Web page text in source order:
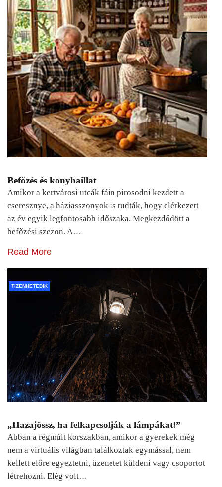
Befőzés és konyhaillat
Amikor a kertvárosi utcák fáin pirosodni kezdett a
cseresznye, a háziasszonyok is tudták, hogy elérkezett
az év egyik legfontosabb időszaka. Megkezdődött a
befőzési szezon. A…
Read More
TIZENHETEDIK
„Hazajössz, ha felkapcsolják a lámpákat!”
Abban a régmúlt korszakban, amikor a gyerekek még
nem a virtuális világban találkoztak egymással, nem
kellett előre egyeztetni, üzenetet küldeni vagy csoportot
létrehozni. Elég volt…